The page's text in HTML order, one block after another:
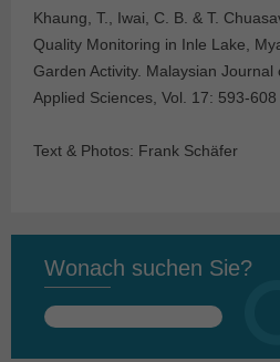
Khaung, T., Iwai, C. B. & T.
Quality Monitoring in Inle Lake,
Garden Activity. Malaysian
Applied Sciences, Vol. 17: 593-608
Text & Photos: Frank Schäfer
Wonach suchen Sie?
Suchen